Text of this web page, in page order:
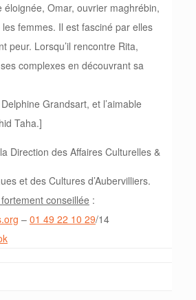
éloignée, Omar, ouvrier maghrébin,
les femmes. Il est fasciné par elles
peur. Lorsqu’il rencontre Rita,
complexes en découvrant sa
Grandsart, et l’aimable
Taha.]
Direction des Affaires Culturelles &
et des Cultures d’Aubervilliers.
conseillée :
– 01 49 22 10 29/14